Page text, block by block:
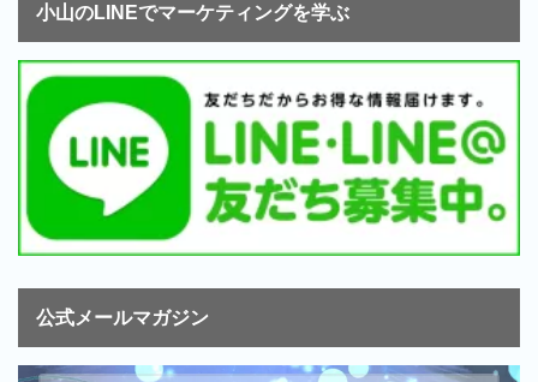
小山のLINEでマーケティングを学ぶ
公式メールマガジン